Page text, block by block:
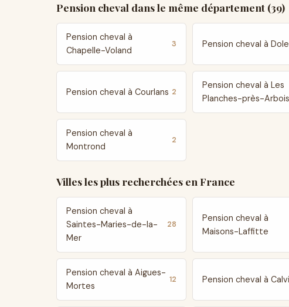
Pension cheval dans le même département (39)
Pension cheval à
Chapelle-Voland
3 Pension cheval à Dole
Pension cheval à Courlans 2
Pension cheval à Les
Planches-près-Arbois
Pension cheval à
Montrond
2
Villes les plus recherchées en France
Pension cheval à
Saintes-Maries-de-la-
Mer
28
Pension cheval à
Maisons-Laffitte
Pension cheval à Aigues-
Mortes
12 Pension cheval à Calvi